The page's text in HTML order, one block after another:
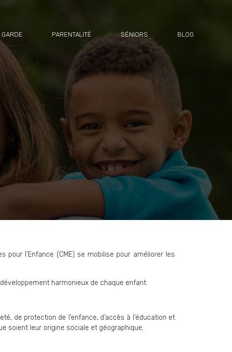
PARENTALITÉ SÉNIORS BLOG
l’Enfance (CME) se mobilise pour améliorer les
harmonieux de chaque enfant.
de protection de l’enfance, d’accès à l’éducation et
soient leur origine sociale et géographique.